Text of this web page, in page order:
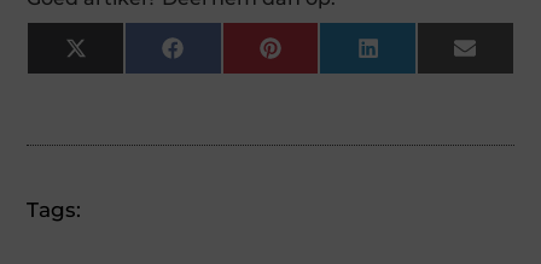
X
(Twitter)
FacebookPinterestLinkedInEmail
Tags: